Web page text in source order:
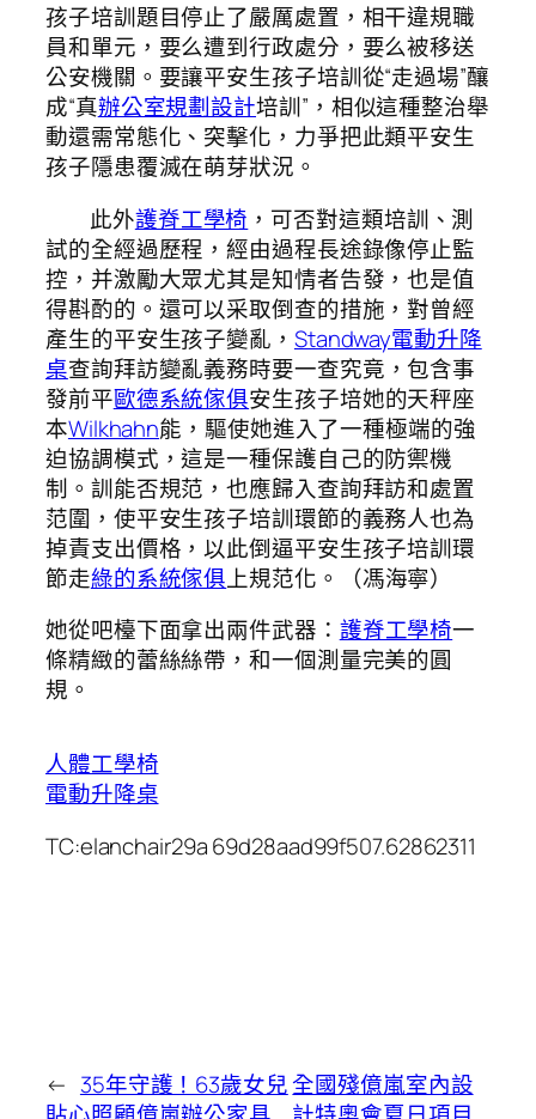
孩子培訓題目停止了嚴厲處置，相干違規職
員和單元，要么遭到行政處分，要么被移送
公安機關。要讓平安生孩子培訓從“走過場”釀
成“真辦公室規劃設計培訓”，相似這種整治舉
動還需常態化、突擊化，力爭把此類平安生
孩子隱患覆滅在萌芽狀況。
此外護脊工學椅 ，可否對這類培訓、測
試的全經過歷程，經由過程長途錄像停止監
控，并激勵大眾尤其是知情者告發，也是值
得斟酌的。還可以采取倒查的措施，對曾經
產生的平安生孩子變亂， Standway電動升降
桌查詢拜訪變亂義務時要一查究竟，包含事
發前平歐德系統傢俱安生孩子培她的天秤座
本Wilkhahn能，驅使她進入了一種極端的強
迫協調模式，這是一種保護自己的防禦機
制。訓能否規范，也應歸入查詢拜訪和處置
范圍，使平安生孩子培訓環節的義務人也為
掉責支出價格，以此倒逼平安生孩子培訓環
節走綠的系統傢俱上規范化。（馮海寧）
她從吧檯下面拿出兩件武器： 護脊工學椅一
條精緻的蕾絲絲帶，和一個測量完美的圓
規。
人體工學椅
電動升降桌
TC:elanchair29a 69d28aad99f507.62862311
← 35年守護！63歲女兒全國殘億嵐室內設